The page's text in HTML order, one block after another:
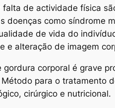
de actividade física
doenças como síndrome
de vida do
e alteração de imagem
corporal é grave
para o tratamento
cirúrgico e nutricional.